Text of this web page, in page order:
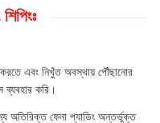
করতে এবং নিখুঁত অবস্থায় পৌঁছানোর
ব্যবহার করি।
অতিরিক্ত ফেনা প্যাডিং অন্তর্ভুক্ত